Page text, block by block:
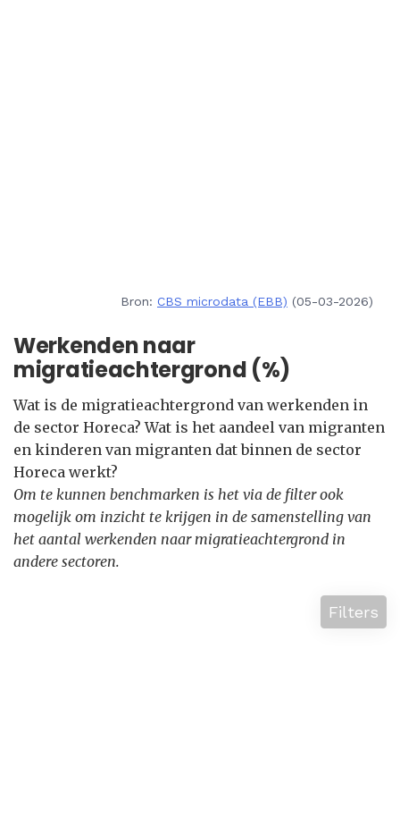
Bron: CBS microdata (EBB) (05-03-2026)
Werkenden naar
migratieachtergrond (%)
Wat is de migratieachtergrond van werkenden in
de sector Horeca? Wat is het aandeel van migranten
en kinderen van migranten dat binnen de sector
Horeca werkt?
Om te kunnen benchmarken is het via de filter ook
mogelijk om inzicht te krijgen in de samenstelling van
het aantal werkenden naar migratieachtergrond in
andere sectoren.
Filters